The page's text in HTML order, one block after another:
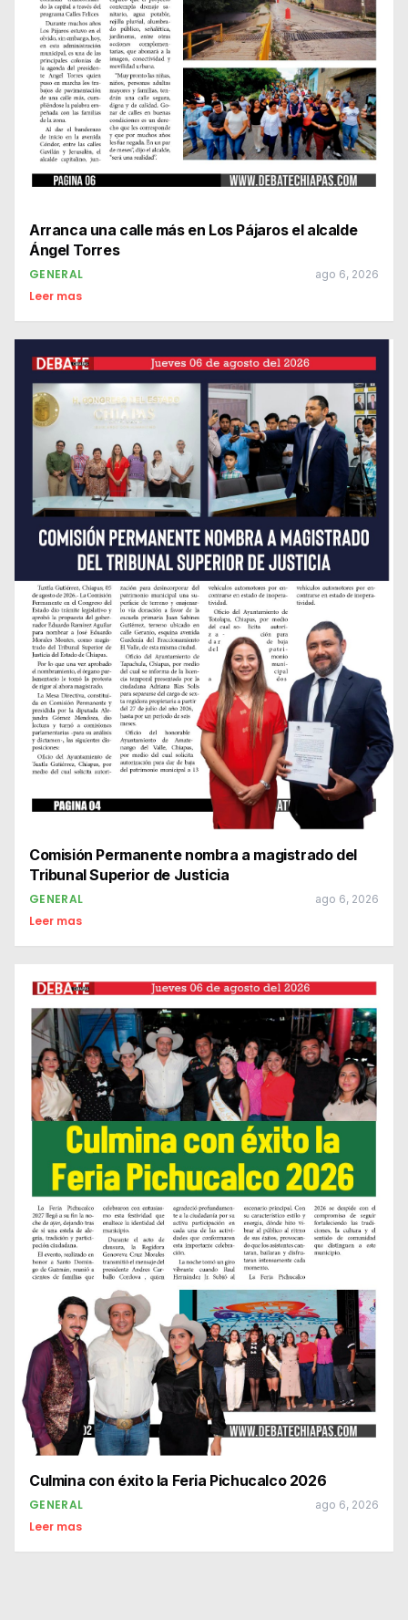
Arranca una calle más en Los Pájaros el alcalde
Ángel Torres
GENERAL ago 6, 2026
Leer mas
Comisión Permanente nombra a magistrado del
Tribunal Superior de Justicia
GENERAL ago 6, 2026
Leer mas
Culmina con éxito la Feria Pichucalco 2026
GENERAL ago 6, 2026
Leer mas